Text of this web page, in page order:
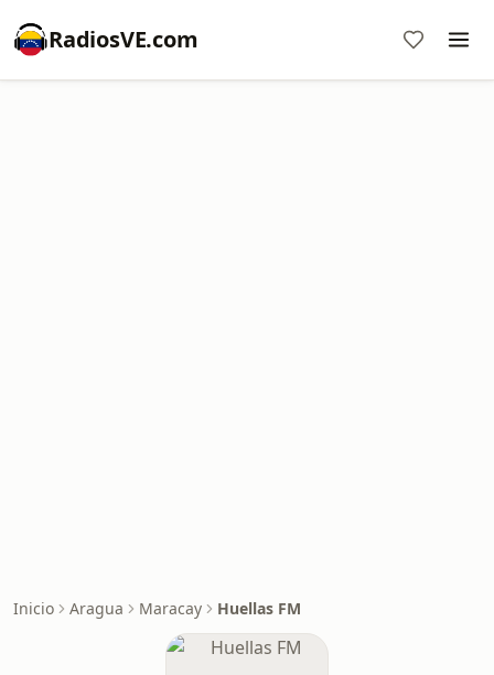
RadiosVE.com
Inicio Aragua Maracay Huellas FM